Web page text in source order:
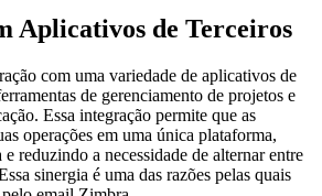
Aplicativos de Terceiros
com uma variedade de aplicativos de
de gerenciamento de projetos e
Essa integração permite que as
operações em uma única plataforma,
reduzindo a necessidade de alternar entre
sinergia é uma das razões pelas quais